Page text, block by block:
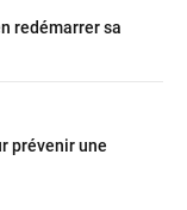
redémarrer sa
prévenir une